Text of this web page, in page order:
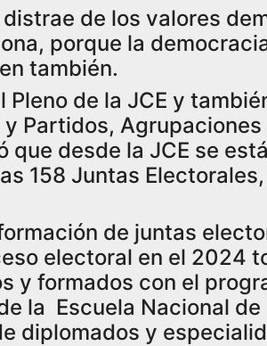
de los valores
porque la
también.
de la JCE y
Partidos,
que desde la JCE se
158 Juntas Electorales,
de juntas
electoral en el 2024
y formados con el
la Escuela Nacional
diplomados y